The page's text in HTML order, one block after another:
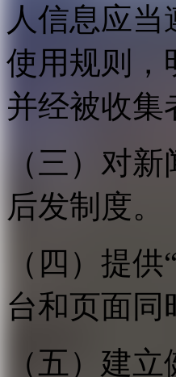
人信息应
使用规则，
并经被收集
（三）对
后发制度。
（四）提
台和页面同
（五）建